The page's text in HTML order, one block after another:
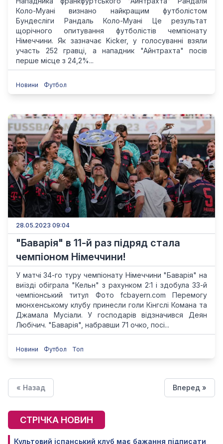
Коло-Муані визнано найкращим футболістом
Бундесліги Рандаль Коло-Муані Це результат
щорічного опитування футболістів чемпіонату
Німеччини. Як зазначає Kicker, у голосуванні взяли
участь 252 гравці, а нападник "Айнтрахта" посів
перше місце з 24,2%...
Новини Футбол
28.05.2023 09:04
"Баварія" в 11-й раз підряд стала
чемпіоном Німеччини!
У матчі 34-го туру чемпіонату Німеччини "Баварія" на
виїзді обіграла "Кельн" з рахунком 2:1 і здобула 33-й
чемпіонський титул Фото fcbayern.com Перемогу
мюнхенському клубу принесли голи Кінгслі Комана та
Джамала Мусіали. У господарів відзначився Деян
Любічич. "Баварія", набравши 71 очко, посі...
Новини Футбол Топ
« Назад Вперед »
СТРІЧКА НОВИН
Культовий іспанський клуб має бажання підписати